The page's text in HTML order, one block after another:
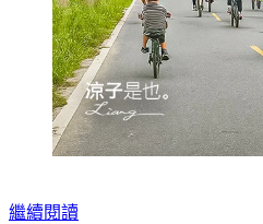
繼續閱讀